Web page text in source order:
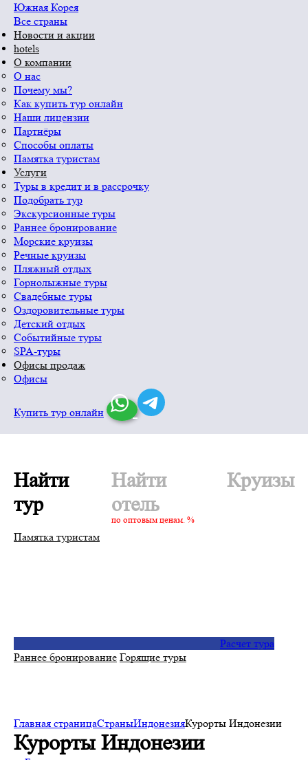
Южная Корея
Все страны
Новости и акции
hotels
О компании
О нас
Почему мы?
Как купить тур онлайн
Наши лицензии
Партнёры
Способы оплаты
Памятка туристам
Услуги
Туры в кредит и в рассрочку
Подобрать тур
Экскурсионные туры
Раннее бронирование
Морские круизы
Речные круизы
Пляжный отдых
Горнолыжные туры
Свадебные туры
Оздоровительные туры
Детский отдых
Событийные туры
SPA-туры
Офисы продаж
Офисы
Купить тур онлайн
Найти
тур
Найти
отель
по оптовым ценам. %
Круизы
Памятка туристам
Расчет тура
Раннее бронирование Горящие туры
Главная страницаСтраныИндонезияКурорты Индонезии
Курорты Индонезии